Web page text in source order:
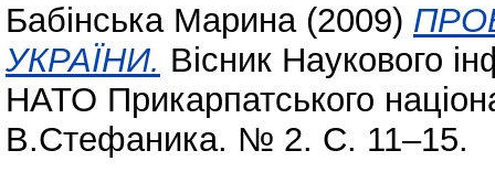
Бабінська Марина(2009)
УКРАЇНИ. Вісник Наукового
НАТО Прикарпатського
В.Стефаника. № 2. С. 11–15.